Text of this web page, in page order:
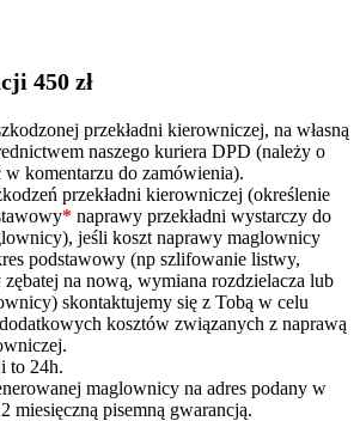
450 zł
przekładni kierowniczej, na własną
naszego kuriera DPD (należy o
komentarzu do zamówienia).
przekładni kierowniczej (określenie
* naprawy przekładni wystarczy do
jeśli koszt naprawy maglownicy
podstawowy (np szlifowanie listwy,
na nową, wymiana rozdzielacza lub
skontaktujemy się z Tobą w celu
kosztów związanych z naprawą
to 24h.
maglownicy na adres podany w
miesięczną pisemną gwarancją.